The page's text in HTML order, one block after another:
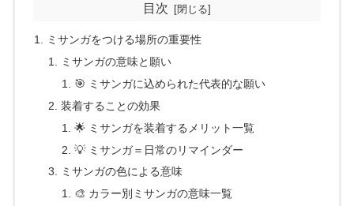
目次
ミサンガをつける場所の重要性
ミサンガの意味と願い
🎯 ミサンガに込められた代表的な願い
装着することの効果
🌟 ミサンガを装着するメリット一覧
💡 ミサンガ＝日常のリマインダー
ミサンガの色による意味
🎨 カラー別ミサンガの意味一覧